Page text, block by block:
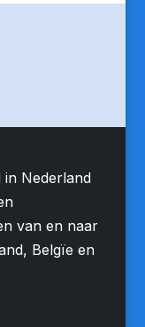
in Nederland
van en naar
Belgïe en